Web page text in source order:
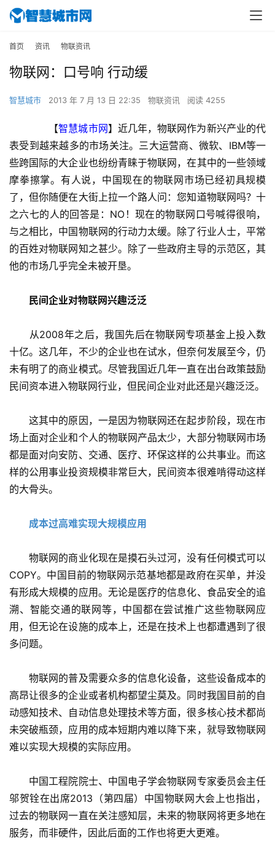
首页 资讯 物联资讯
物联网：口号响 行动缓
智慧城市 2013 年 7 月 13 日 22:35 物联资讯 阅读 4255
【智慧城市网】近几年，物联网作为新兴产业的代
表受到越来越多的市场关注。三大运营商、微软、IBM等一
些跨国际的大企业也纷纷青睐于物联网，在其中的一些领域
摩拳擦掌。有人说，中国现在的物联网市场已经初具规模
了，但你随便在大街上拉一个路人问：您知道物联网吗？十
之六七的人的回答是：NO！现在的物联网口号喊得很响，
与之相比，中国物联网的行动力太缓。除了行业人士，平常
的百姓对物联网知之甚少。除了一些政府主导的示范区，其
他的市场几乎完全未被开垦。
民间企业对物联网兴趣泛泛
从2008年之后，我国先后在物联网专项基金上投入数
十亿。这几年，不少的企业也在试水，但奈何发展至今，仍
未有明了的商业模式。尽管我国近几年一直在出台政策鼓励
民间资本进入物联网行业，但民间企业对此还是兴趣泛泛。
这其中的原因，一是因为物联网还在起步阶段，现在市
场上面对企业和个人的物联网产品太少，大部分物联网市场
都是面对向安防、交通、医疗、环保这样的公共事业。而这
样的公用事业投资规模非常巨大，民间资本很难啃得动这样
的大骨头。
成本过高难实现大规模应用
物联网的商业化现在是摸石头过河，没有任何模式可以
COPY。中国目前的物联网示范基地都是政府在买单，并没
有形成大规模的应用。无论是医疗的信息化、食品安全的追
溯、智能交通的联网等，中国都在尝试推广这些物联网应
用，但无论在设施的成本上，还是在技术上也都遭遇到了很
多问题。
物联网的普及需要众多的信息化设备，这些设备成本的
高昂让很多的企业或者机构都望尘莫及。同时我国目前的自
动感知技术、自动信息处理技术等方面，很多核心技术都尚
未突破瓶颈，应用的成本短期内难以降下来，就导致物联网
难以实现大规模的实际应用。
中国工程院院士、中国电子学会物联网专家委员会主任
邬贺铨在出席2013（第四届）中国物联网大会上也指出，
过去的物联网一直在关注感知层，未来的物联网将更多地在
服务，而非硬件，因此后面的工作也将更大更难。